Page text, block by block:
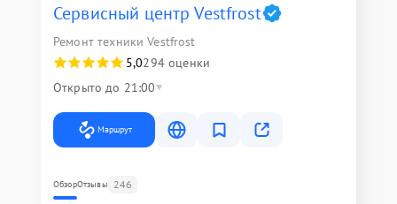
Сервисный центр Vestfrost
Ремонт техники Vestfrost
5,0294 оценки
Открыто до 21:00
Маршрут
ОбзорОтзывы 246